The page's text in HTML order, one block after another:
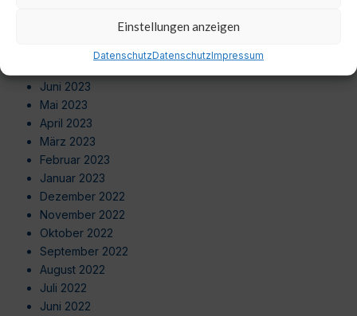
Einstellungen anzeigen
DatenschutzDatenschutzImpressum
September 2023
August 2023
Juni 2023
Mai 2023
April 2023
März 2023
Februar 2023
Januar 2023
Dezember 2022
November 2022
Oktober 2022
September 2022
August 2022
Juli 2022
Juni 2022